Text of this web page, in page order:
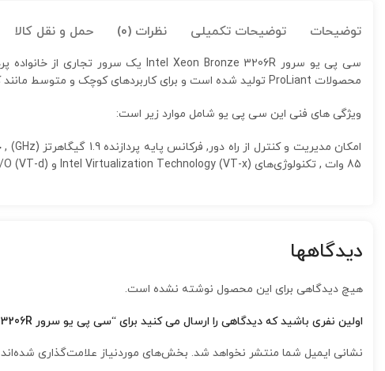
توضیحات توضیحات تکمیلی نظرات (0) حمل و نقل کالا
محصولات ProLiant تولید شده است و برای کاربردهای کوچک و متوسط مانند کارهای آموزشی، دفتری و سرورهای HPE ProLiant ML110 G10 استفاده میشود.
ویژگی های فنی این سی پی یو شامل موارد زیر است:
85 وات , تکنولوژی‌های Intel Virtualization Technology (VT-x) و Intel Virtualization Technology for Directed I/O (VT-d) و …
دیدگاهها
هیچ دیدگاهی برای این محصول نوشته نشده است.
اولین نفری باشید که دیدگاهی را ارسال می کنید برای “سی پی یو سرور Intel Xeon Bronze 3206R”
نشانی ایمیل شما منتشر نخواهد شد. بخش‌های موردنیاز علامت‌گذاری شده‌اند